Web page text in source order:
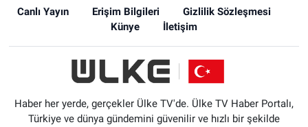
Canlı Yayın Erişim Bilgileri
Gizlilik Sözleşmesi
Künye
İletişim
Haber her yerde, gerçekler Ülke TV'de. Ülke TV Haber Portalı,
Türkiye ve dünya gündemini güvenilir ve hızlı bir şekilde